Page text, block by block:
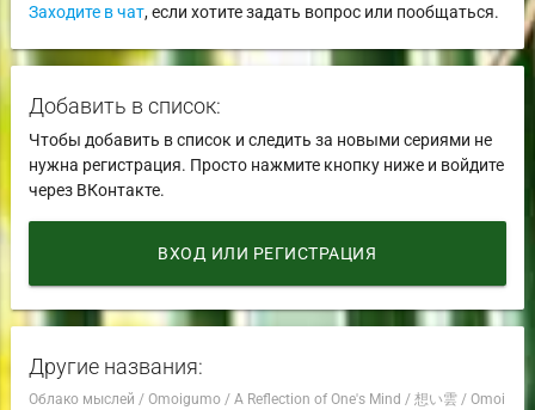
Заходите в чат, если хотите задать вопрос или пообщаться.
Добавить в список:
Чтобы добавить в список и следить за новыми сериями не
нужна регистрация. Просто нажмите кнопку ниже и войдите
через ВКонтакте.
ВХОД ИЛИ РЕГИСТРАЦИЯ
Другие названия:
Облако мыслей / Omoigumo/ A Reflection of One's Mind / 想い雲/ Omoi